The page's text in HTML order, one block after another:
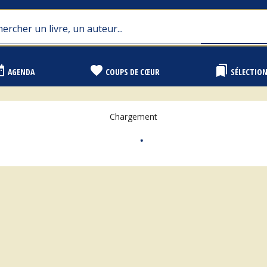
AGENDA favorite COUPS DE CŒUR bookmarks
Chargement